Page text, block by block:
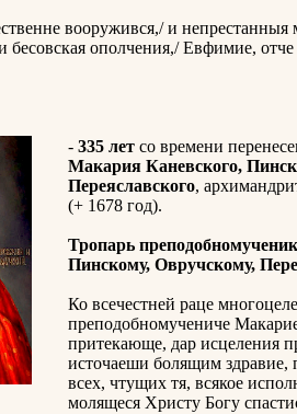
вооружився,/ и непрестанныя
бесовская ополчения,/ Евфимие,
- 335 лет со времени
Макария Каневского,
Переяславского,
(+ 1678 год).
Тропарь
Пинскому, Овручскому,
Ко всечестней раце
преподобномучениче
притекающе, дар исцеления
источаеши болящим здравие,
всех, чтущих тя, всякое
молящеся Христу Богу